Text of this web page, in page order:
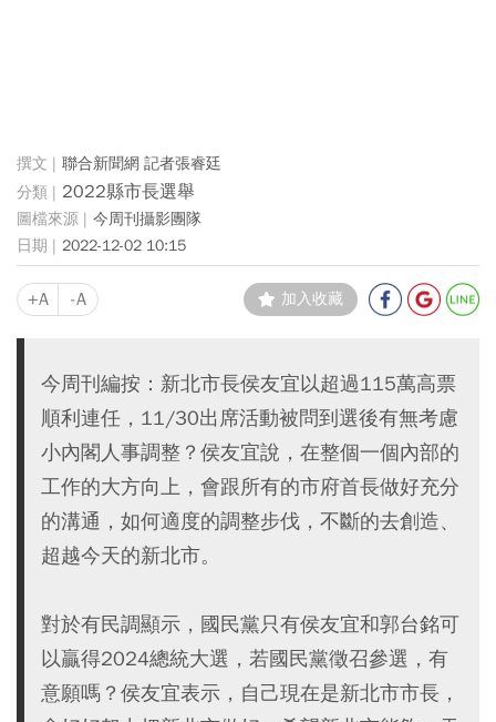
聯合新聞網 記者張睿廷
2022縣市長選舉
今周刊攝影團隊
2022-12-02 10:15
+A -A 加入收藏
今周刊編按：新北市長侯友宜以超過115萬高票
順利連任，11/30出席活動被問到選後有無考慮
小內閣人事調整？侯友宜說，在整個一個內部的
工作的大方向上，會跟所有的市府首長做好充分
的溝通，如何適度的調整步伐，不斷的去創造、
超越今天的新北市。
對於有民調顯示，國民黨只有侯友宜和郭台銘可
以贏得2024總統大選，若國民黨徵召參選，有
意願嗎？侯友宜表示，自己現在是新北市市長，